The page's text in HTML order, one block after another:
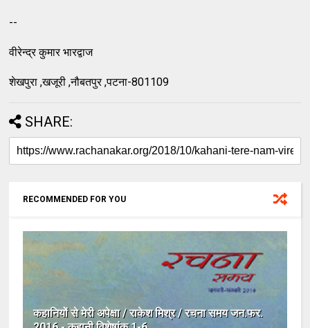
--
वीरेन्द्र कुमार भारद्वाज
शेखपुरा ,खजूरी ,नौबतपुर ,पटना-801109
SHARE:
RECOMMENDED FOR YOU
कहानियों से मेरी अपेक्षा / राकेश मिश्र / रचना समय जन.फर.